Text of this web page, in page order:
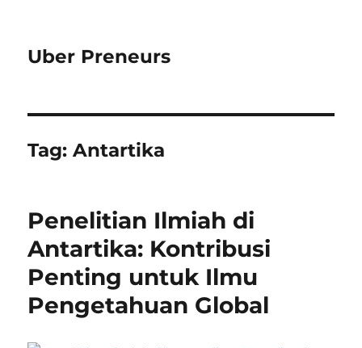
Uber Preneurs
Tag:Antartika
Penelitian Ilmiah di
Antartika: Kontribusi
Penting untuk Ilmu
Pengetahuan Global